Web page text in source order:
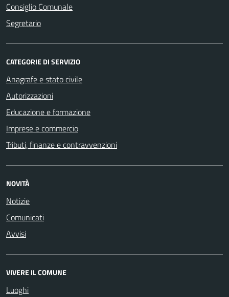
Consiglio Comunale
Segretario
CATEGORIE DI SERVIZIO
Anagrafe e stato civile
Autorizzazioni
Educazione e formazione
Imprese e commercio
Tributi, finanze e contravvenzioni
NOVITÀ
Notizie
Comunicati
Avvisi
VIVERE IL COMUNE
Luoghi